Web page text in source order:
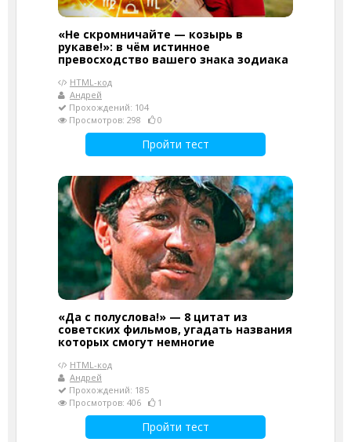
«Не скромничайте — козырь в
рукаве!»: в чём истинное
превосходство вашего знака зодиака
HTML-код
Андрей
Прохождений: 104
Просмотров: 298
0
Пройти тест
«Да с полуслова!» — 8 цитат из
советских фильмов, угадать названия
которых смогут немногие
HTML-код
Андрей
Прохождений: 185
Просмотров: 406
1
Пройти тест